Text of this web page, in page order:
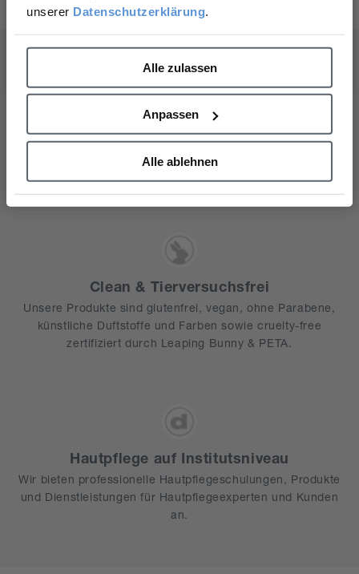
unserer Datenschutzerklärung.
Alle zulassen
Anpassen
Alle ablehnen
Gesunde Haut
Wir glauben, dass gesunde Haut Deine Lebensqualität
verbessert. Darum verwenden wir hochwertige
Clean & Tierversuchsfrei
Unsere Produkte sind glutenfrei, vegan, ohne Parabene,
künstliche Duftstoffe und Farben sowie cruelty-free
zertifiziert durch Leaping Bunny & PETA.
Hautpflege auf Institutsniveau
Wir bieten professionelle Hautpflegeschulungen, Produkte
und Dienstleistungen für Hautpflegeexperten und Kunden
an.